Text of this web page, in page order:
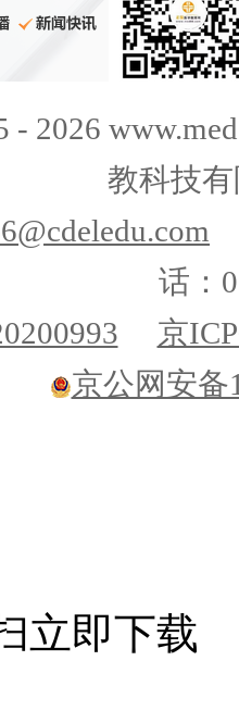
- 2026
教科技
话：
京
京公网安备
立即下载